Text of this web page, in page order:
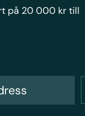
på 20 000 kr till